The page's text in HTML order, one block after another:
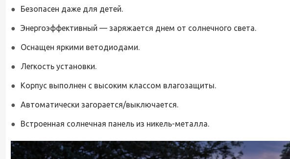
Безопасен даже для детей.
Энергоэффективный — заряжается днем от солнечного света.
Оснащен яркими ветодиодами.
Легкость установки.
Корпус выполнен с высоким классом влагозащиты.
Автоматически загорается/выключается.
Встроенная солнечная панель из никель-металла.